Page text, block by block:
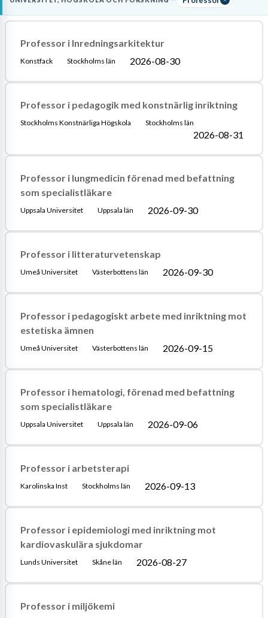
inom det specifika ämnesområdet.
Löneguide Arbetsuppgifter Utbildningsguide
Professor i Inredningsarkitektur
Konstfack Stockholms län 2026-08-30
Professor i pedagogik med konstnärlig inriktning
Stockholms Konstnärliga Högskola Stockholms län
2026-08-31
Professor i lungmedicin förenad med befattning
som specialistläkare
Uppsala Universitet Uppsala län 2026-09-30
Professor i litteraturvetenskap
Umeå Universitet Västerbottens län 2026-09-30
Professor i pedagogiskt arbete med inriktning mot
estetiska ämnen
Umeå Universitet Västerbottens län 2026-09-15
Professor i hematologi, förenad med befattning
som specialistläkare
Uppsala Universitet Uppsala län 2026-09-06
Professor i arbetsterapi
Karolinska Inst Stockholms län 2026-09-13
Professor i epidemiologi med inriktning mot
kardiovaskulära sjukdomar
Lunds Universitet Skåne län 2026-08-27
Professor i miljökemi